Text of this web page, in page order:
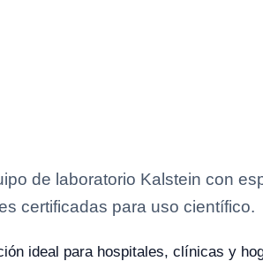
de laboratorio Kalstein con
certificadas para uso científico.
ideal para hospitales, clínicas y